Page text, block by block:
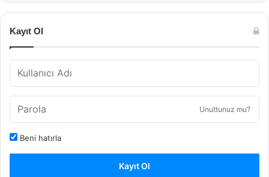
Kayıt Ol
Unuttunuz mu?
Beni hatırla
Kayıt Ol